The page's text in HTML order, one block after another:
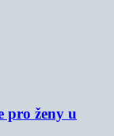
pro ženy u